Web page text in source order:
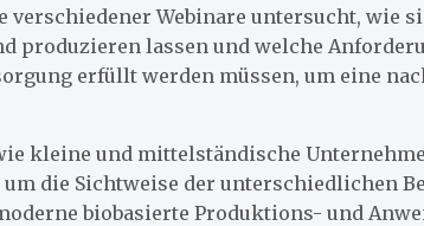
verschiedener Webinare untersucht, wie
produzieren lassen und welche
erfüllt werden müssen, um eine
kleine und mittelständische
die Sichtweise der unterschiedlichen
biobasierte Produktions- und